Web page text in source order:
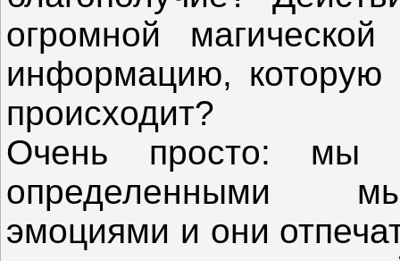
огромной
информацию, которую
происходит?
Очень просто: мы
определенными
эмоциями и они